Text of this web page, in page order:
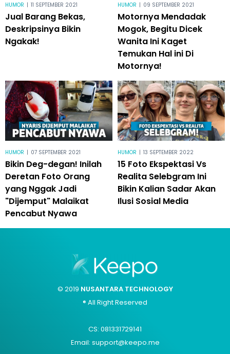
HUMOR | 11 SEPTEMBER 2021
Jual Barang Bekas,
Deskripsinya Bikin
Ngakak!
HUMOR | 09 SEPTEMBER 2021
Motornya Mendadak
Mogok, Begitu Dicek
Wanita Ini Kaget
Temukan Hal ini Di
Motornya!
HUMOR | 07 SEPTEMBER 2021
Bikin Deg-degan! Inilah
Deretan Foto Orang
yang Nggak Jadi
"Dijemput" Malaikat
Pencabut Nyawa
HUMOR | 13 SEPTEMBER 2022
15 Foto Ekspektasi Vs
Realita Selebgram Ini
Bikin Kalian Sadar Akan
Ilusi Sosial Media
© 2019 NUSANTARA TECHNOLOGY
® All Right Reserved
CS: 081331729141
Email: support@keepo.me